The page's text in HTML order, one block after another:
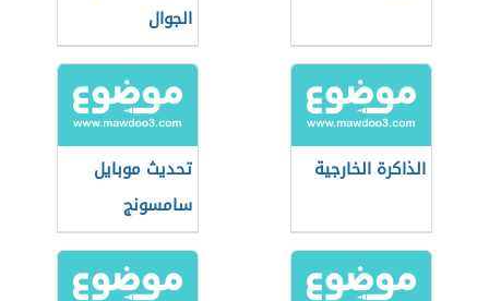
الجوال
الذاكرة الخارجية
تحديث موبايل
سامسونج